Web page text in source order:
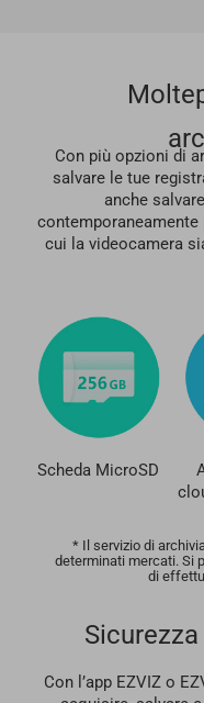
Con più opzioni di
salvare le tue
anche
cui la videocamera
Scheda MicroSD
* Il servizio di
determinati mercati. Si
di
Con l’app EZVIZ o